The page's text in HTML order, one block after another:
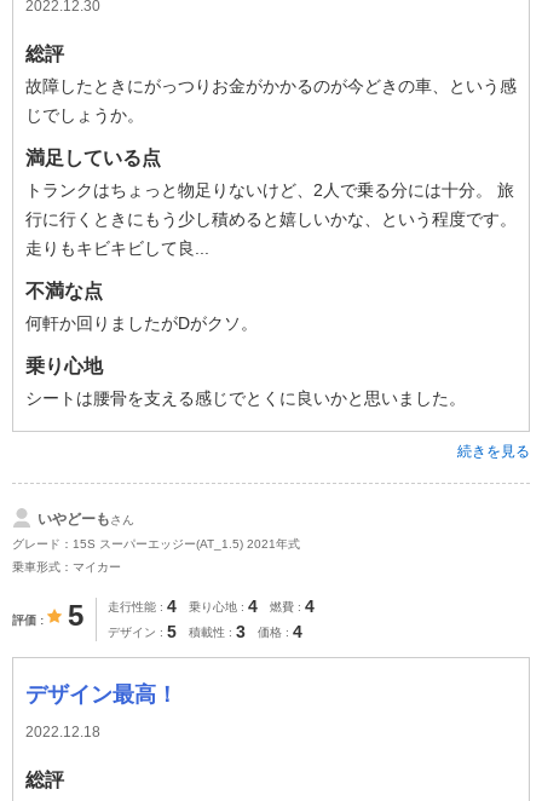
2022.12.30
総評
故障したときにがっつりお金がかかるのが今どきの車、という感
じでしょうか。
満足している点
トランクはちょっと物足りないけど、2人で乗る分には十分。 旅
行に行くときにもう少し積めると嬉しいかな、という程度です。
走りもキビキビして良...
不満な点
何軒か回りましたがDがクソ。
乗り心地
シートは腰骨を支える感じでとくに良いかと思いました。
続きを見る
いやどーもさん
グレード：15S スーパーエッジー(AT_1.5) 2021年式
乗車形式：マイカー
評価 5 走行性能 4 乗り心地 4 燃費 4
デザイン 5 積載性 3 価格 4
デザイン最高！
2022.12.18
総評